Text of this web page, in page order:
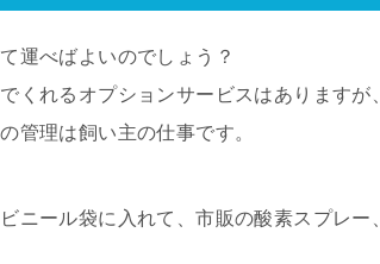
運べばよいのでしょう？
くれるオプションサービスはありますが
管理は飼い主の仕事です。
ニール袋に入れて、市販の酸素スプレー